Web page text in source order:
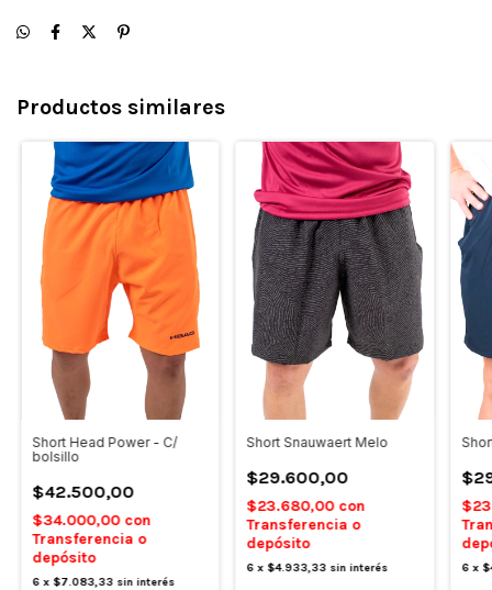
Productos similares
Short Head Power - C/
bolsillo
$42.500,00
$34.000,00 con
Transferencia o
depósito
6 x $7.083,33 sin interés
Short Snauwaert Melo
$29.600,00
$23.680,00 con
Transferencia o
depósito
6 x$4.933,33 sin interés 6 x